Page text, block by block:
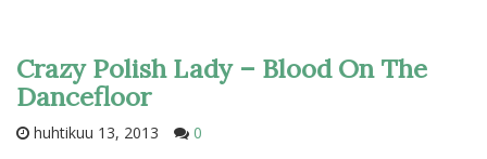
Crazy Polish Lady – Blood On The
Dancefloor
huhtikuu 13, 2013
0